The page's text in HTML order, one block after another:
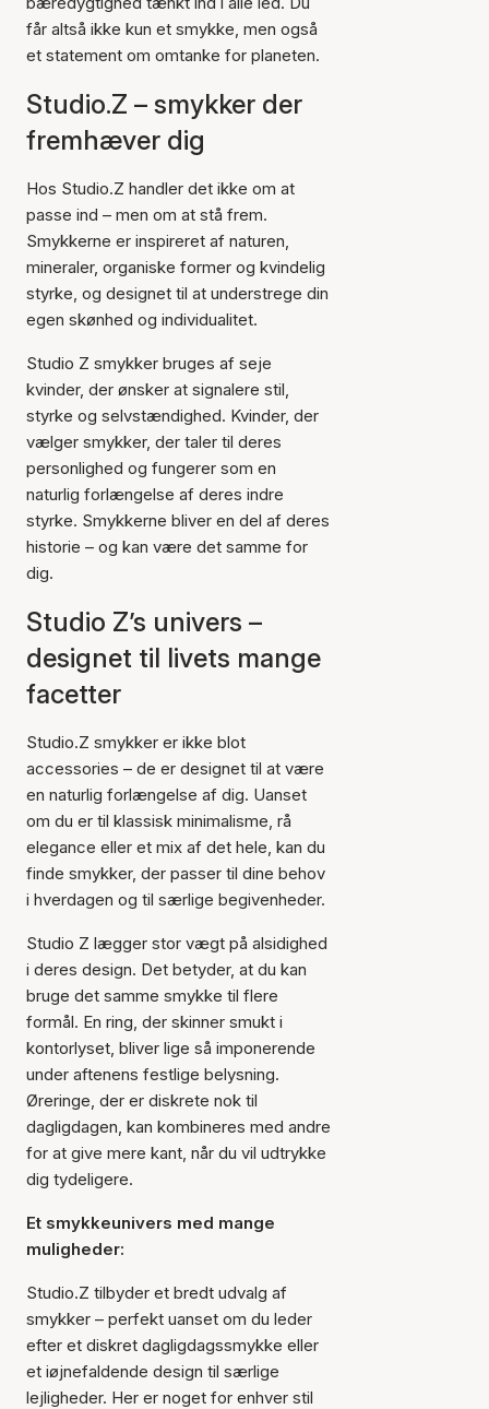
får altså ikke kun et smykke, men også
et statement om omtanke for planeten.
Studio.Z – smykker der
fremhæver dig
Hos Studio.Z handler det ikke om at
passe ind – men om at stå frem.
Smykkerne er inspireret af naturen,
mineraler, organiske former og kvindelig
styrke, og designet til at understrege din
egen skønhed og individualitet.
Studio Z smykker bruges af seje
kvinder, der ønsker at signalere stil,
styrke og selvstændighed. Kvinder, der
vælger smykker, der taler til deres
personlighed og fungerer som en
naturlig forlængelse af deres indre
styrke. Smykkerne bliver en del af deres
historie – og kan være det samme for
dig.
Studio Z’s univers –
designet til livets mange
facetter
Studio.Z smykker er ikke blot
accessories – de er designet til at være
en naturlig forlængelse af dig. Uanset
om du er til klassisk minimalisme, rå
elegance eller et mix af det hele, kan du
finde smykker, der passer til dine behov
i hverdagen og til særlige begivenheder.
Studio Z lægger stor vægt på alsidighed
i deres design. Det betyder, at du kan
bruge det samme smykke til flere
formål. En ring, der skinner smukt i
kontorlyset, bliver lige så imponerende
under aftenens festlige belysning.
Øreringe, der er diskrete nok til
dagligdagen, kan kombineres med andre
for at give mere kant, når du vil udtrykke
dig tydeligere.
Et smykkeunivers med mange
muligheder:
Studio.Z tilbyder et bredt udvalg af
smykker – perfekt uanset om du leder
efter et diskret dagligdagssmykke eller
et iøjnefaldende design til særlige
lejligheder. Her er noget for enhver stil